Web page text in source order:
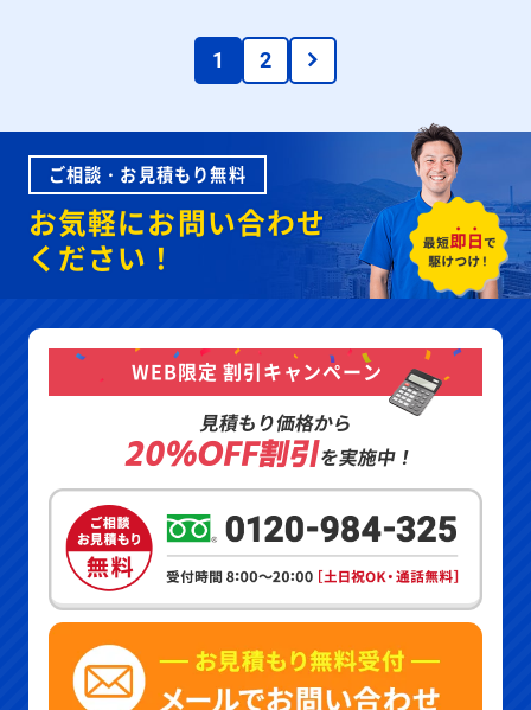
1 2
ご相談・お見積もり無料
お気軽にお問い合わせ
ください！
WEB限定 割引キャンペーン
見積もり価格から
20%OFF割引を実施中！